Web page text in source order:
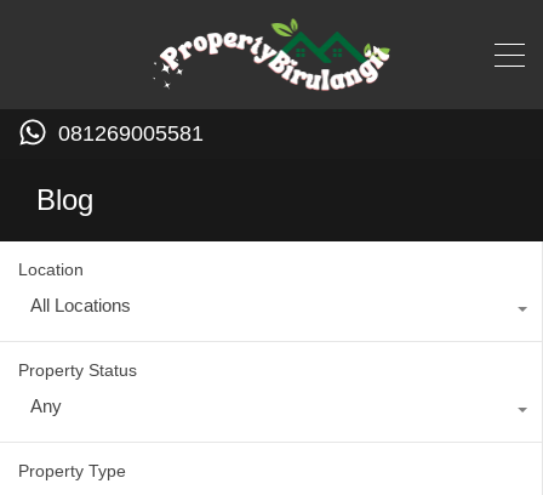
081269005581
Blog
Location
All Locations
Property Status
Any
Property Type